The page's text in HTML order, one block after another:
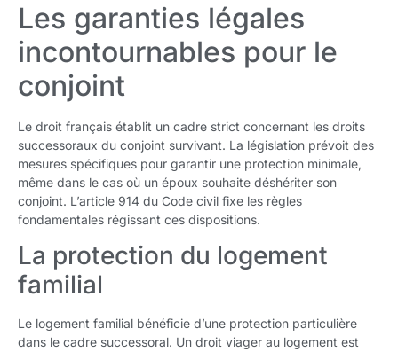
Les garanties légales
incontournables pour le
conjoint
Le droit français établit un cadre strict concernant les droits
successoraux du conjoint survivant. La législation prévoit des
mesures spécifiques pour garantir une protection minimale,
même dans le cas où un époux souhaite déshériter son
conjoint. L’article 914 du Code civil fixe les règles
fondamentales régissant ces dispositions.
La protection du logement
familial
Le logement familial bénéficie d’une protection particulière
dans le cadre successoral. Un droit viager au logement est